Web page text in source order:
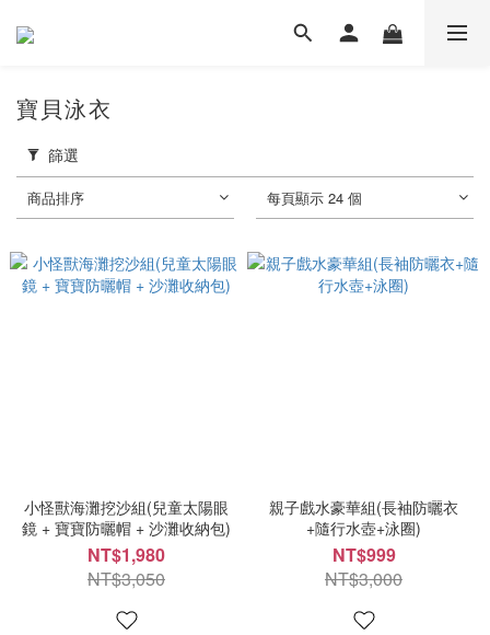
寶貝泳衣
篩選
商品排序 每頁顯示 24 個
小怪獸海灘挖沙組(兒童太陽眼
鏡 + 寶寶防曬帽 + 沙灘收納包)
NT$1,980
NT$3,050
親子戲水豪華組(長袖防曬衣
+隨行水壺+泳圈)
NT$999
NT$3,000